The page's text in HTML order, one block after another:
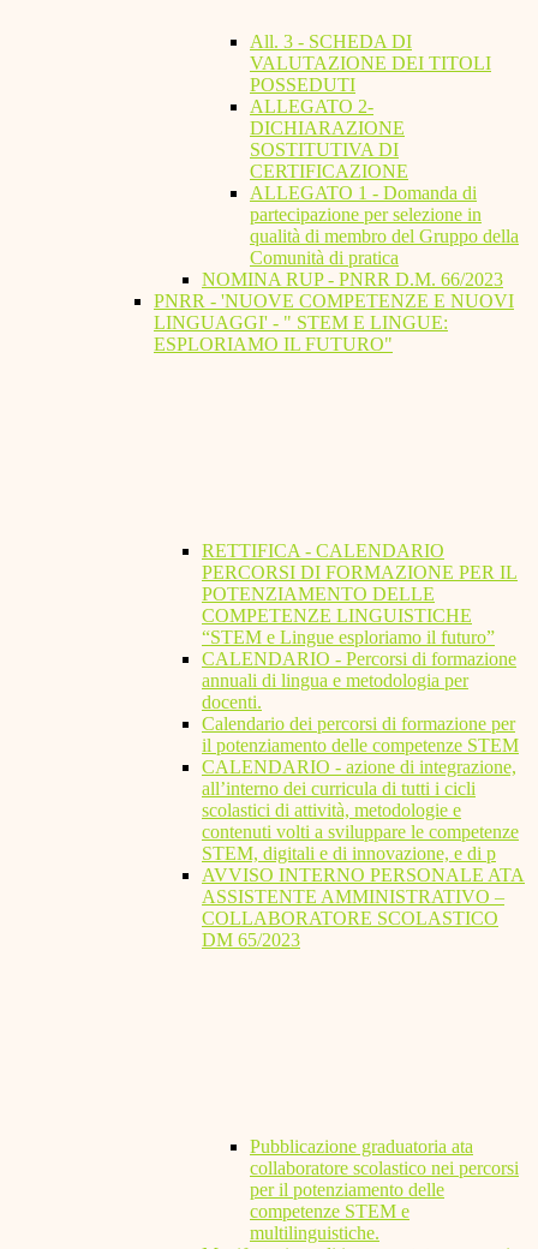
All. 3 - SCHEDA DI
VALUTAZIONE DEI TITOLI
POSSEDUTI
ALLEGATO 2-
DICHIARAZIONE
SOSTITUTIVA DI
CERTIFICAZIONE
ALLEGATO 1 - Domanda di
partecipazione per selezione in
qualità di membro del Gruppo della
Comunità di pratica
NOMINA RUP - PNRR D.M. 66/2023
PNRR - 'NUOVE COMPETENZE E NUOVI
LINGUAGGI' - " STEM E LINGUE:
ESPLORIAMO IL FUTURO"
RETTIFICA - CALENDARIO
PERCORSI DI FORMAZIONE PER IL
POTENZIAMENTO DELLE
COMPETENZE LINGUISTICHE
“STEM e Lingue esploriamo il futuro”
CALENDARIO - Percorsi di formazione
annuali di lingua e metodologia per
docenti.
Calendario dei percorsi di formazione per
il potenziamento delle competenze STEM
CALENDARIO - azione di integrazione,
all’interno dei curricula di tutti i cicli
scolastici di attività, metodologie e
contenuti volti a sviluppare le competenze
STEM, digitali e di innovazione, e di p
AVVISO INTERNO PERSONALE ATA
ASSISTENTE AMMINISTRATIVO –
COLLABORATORE SCOLASTICO
DM 65/2023
Pubblicazione graduatoria ata
collaboratore scolastico nei percorsi
per il potenziamento delle
competenze STEM e
multilinguistiche.